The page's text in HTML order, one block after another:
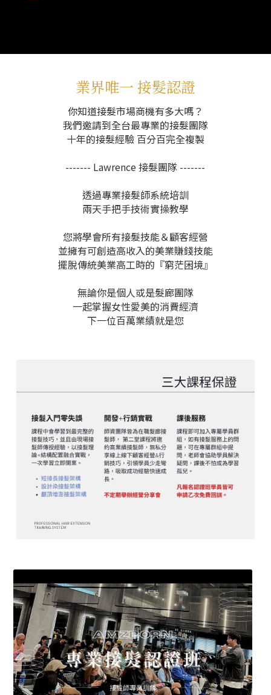
業界唯一 接髮認證
你知道接髮市場商機有多大嗎？
我們邀請到全台最專業的接髮團隊
十年的接髮經驗 百分百完全複製
------- Lawrence 接髮團隊 -------
透過專業接髮師系統培訓
兩天手把手技術實操教學
您將學會所有接髮技能＆顧客經營
並擁有可創造高收入的美業賺錢技能
擺脫傳統美業高工時的『窮茫困境』
無論你是個人或是髮廊團隊
一起掌握女性愛美的消費經濟
下一位百萬業績就是您